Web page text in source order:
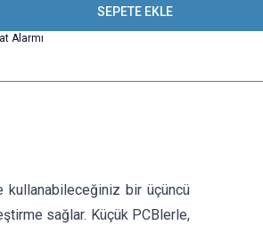
SEPETE EKLE
Alarmı
kullanabileceğiniz bir üçüncü
sağlar. Küçük PCBlerle,